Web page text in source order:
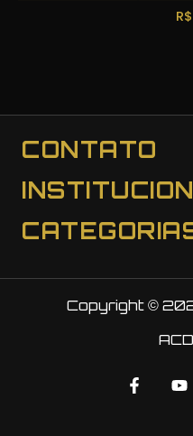
R$
CONTATO
Copyright ©